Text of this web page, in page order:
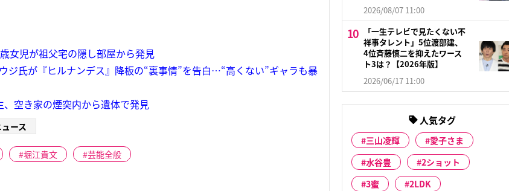
女児が祖父宅の隠し部屋から発見
ジ氏が『ヒルナンデス』降板の“裏事情”を告白…“高くない”ギャラも暴
、空き家の煙突内から遺体で発見
ース
堀江貴文 芸能全般
2026/08/07 11:00
「一生テレビで見たくない不
祥事タレント」5位渡部建、
4位斉藤慎二を抑えたワース
ト3は？【2026年版】
2026/06/17 11:00
人気タグ
三山凌輝
愛子さま
水谷豊
2ショット
3蜜
2LDK